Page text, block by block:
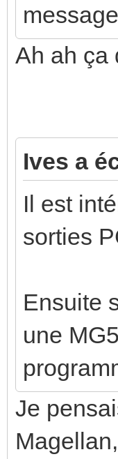
Ah ah ça
Ives a
Il est
sorties
Ensuite
une
Je